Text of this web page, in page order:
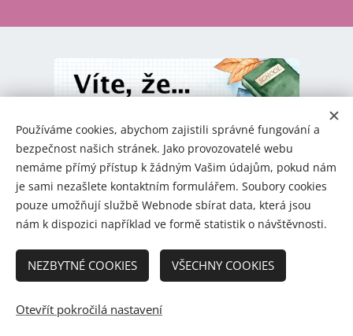
© 2023 - 2026 Co nevíte o škole
coneviteoskole.cz
Používáme cookies, abychom zajistili správné fungování a
bezpečnost našich stránek. Jako provozovatelé webu
nemáme přímý přístup k žádným Vašim údajům, pokud nám
je sami nezašlete kontaktním formulářem. Soubory cookies
pouze umožňují službě Webnode sbírat data, která jsou
nám k dispozici například ve formě statistik o návštěvnosti.
NEZBYTNÉ COOKIES VŠECHNY COOKIES
Otevřít pokročilá nastavení